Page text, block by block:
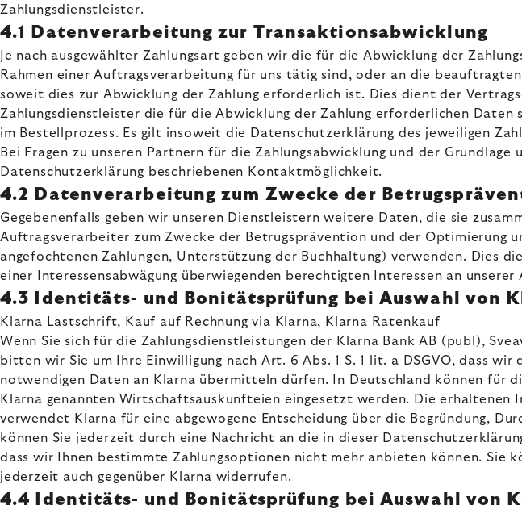
Zahlungsdienstleister.
4.1 Datenverarbeitung zur Transaktionsabwicklung
Je nach ausgewählter Zahlungsart geben wir die für die Abwicklung der
Rahmen einer Auftragsverarbeitung für uns tätig sind, oder an die
soweit dies zur Abwicklung der Zahlung erforderlich ist. Dies dient der
Zahlungsdienstleister die für die Abwicklung der Zahlung erforderlichen
im Bestellprozess. Es gilt insoweit die Datenschutzerklärung des jeweiligen
Bei Fragen zu unseren Partnern für die Zahlungsabwicklung und der
Datenschutzerklärung beschriebenen Kontaktmöglichkeit.
4.2 Datenverarbeitung zum Zwecke der
Gegebenenfalls geben wir unseren Dienstleistern weitere Daten, die sie
Auftragsverarbeiter zum Zwecke der Betrugsprävention und der Optimierung
angefochtenen Zahlungen, Unterstützung der Buchhaltung) verwenden. Dies
einer Interessensabwägung überwiegenden berechtigten Interessen an
4.3 Identitäts- und Bonitätsprüfung bei Auswahl von
Klarna Lastschrift, Kauf auf Rechnung via Klarna, Klarna Ratenkauf
Wenn Sie sich für die Zahlungsdienstleistungen der Klarna Bank AB (publ),
bitten wir Sie um Ihre Einwilligung nach Art. 6 Abs. 1 S. 1 lit. a DSGVO, dass
notwendigen Daten an Klarna übermitteln dürfen. In Deutschland können für
Klarna genannten Wirtschaftsauskunfteien eingesetzt werden. Die
verwendet Klarna für eine abgewogene Entscheidung über die Begründung,
können Sie jederzeit durch eine Nachricht an die in dieser
dass wir Ihnen bestimmte Zahlungsoptionen nicht mehr anbieten können. Sie
jederzeit auch gegenüber Klarna widerrufen.
4.4 Identitäts- und Bonitätsprüfung bei Auswahl von